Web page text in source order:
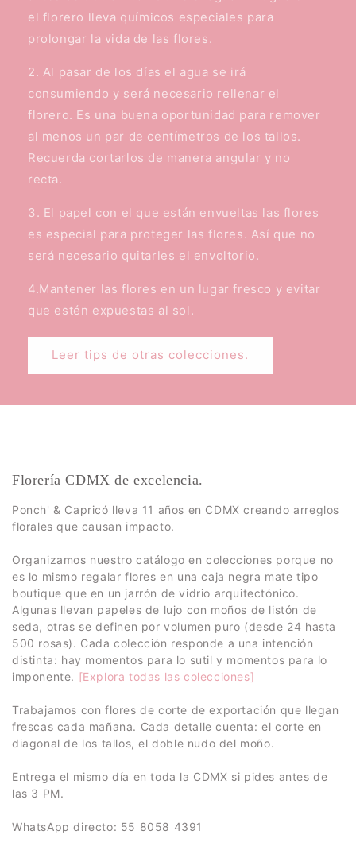
el florero lleva químicos especiales para
prolongar la vida de las flores.
2. Al pasar de los días el agua se irá
consumiendo y será necesario rellenar el
florero. Es una buena oportunidad para remover
al menos un par de centímetros de los tallos.
Recuerda cortarlos de manera angular y no
recta.
3. El papel con el que están envueltas las flores
es especial para proteger las flores. Así que no
será necesario quitarles el envoltorio.
4.Mantener las flores en un lugar fresco y evitar
que estén expuestas al sol.
Leer tips de otras colecciones.
Florería CDMX de excelencia.
Ponch' & Capricó lleva 11 años en CDMX creando arreglos
florales que causan impacto.
Organizamos nuestro catálogo en colecciones porque no
es lo mismo regalar flores en una caja negra mate tipo
boutique que en un jarrón de vidrio arquitectónico.
Algunas llevan papeles de lujo con moños de listón de
seda, otras se definen por volumen puro (desde 24 hasta
500 rosas). Cada colección responde a una intención
distinta: hay momentos para lo sutil y momentos para lo
imponente. [Explora todas las colecciones]
Trabajamos con flores de corte de exportación que llegan
frescas cada mañana. Cada detalle cuenta: el corte en
diagonal de los tallos, el doble nudo del moño.
Entrega el mismo día en toda la CDMX si pides antes de
las 3 PM.
WhatsApp directo: 55 8058 4391